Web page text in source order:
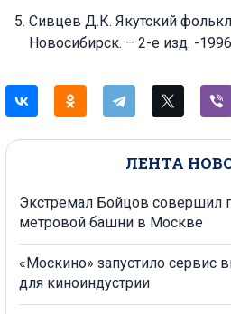
ЛЕНТА
Экстремал Бойцов совершил
метровой башни в Москве
«Москино» запустило сервис
для киноиндустрии
Сивцев Д.К. Якутский
Новосибирск. – 2-е изд. -